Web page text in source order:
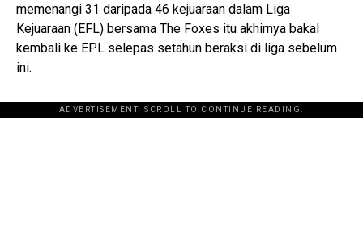
memenangi 31 daripada 46 kejuaraan dalam Liga
Kejuaraan (EFL) bersama The Foxes itu akhirnya bakal
kembali ke EPL selepas setahun beraksi di liga sebelum
ini.
ADVERTISEMENT. SCROLL TO CONTINUE READING.